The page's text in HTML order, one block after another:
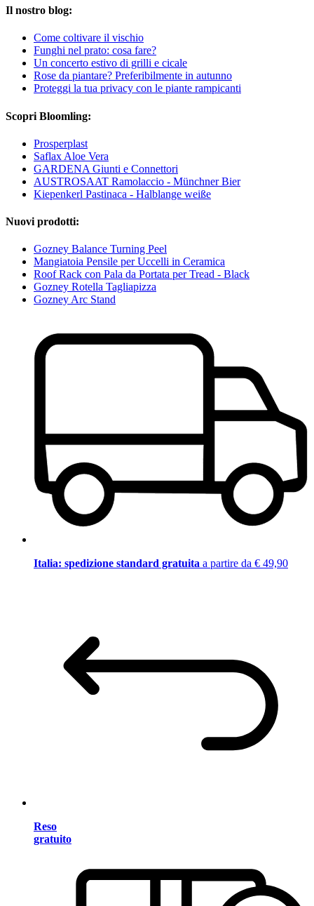
Il nostro blog:
Come coltivare il vischio
Funghi nel prato: cosa fare?
Un concerto estivo di grilli e cicale
Rose da piantare? Preferibilmente in autunno
Proteggi la tua privacy con le piante rampicanti
Scopri Bloomling:
Prosperplast
Saflax Aloe Vera
GARDENA Giunti e Connettori
AUSTROSAAT Ramolaccio - Münchner Bier
Kiepenkerl Pastinaca - Halblange weiße
Nuovi prodotti:
Gozney Balance Turning Peel
Mangiatoia Pensile per Uccelli in Ceramica
Roof Rack con Pala da Portata per Tread - Black
Gozney Rotella Tagliapizza
Gozney Arc Stand
Italia: spedizione standard gratuita a partire da € 49,90
Reso
gratuito